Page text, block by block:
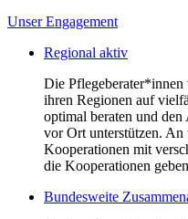
Unser Engagement
Regional aktiv
Die Pflegeberater*innen
ihren Regionen auf
optimal beraten und den
vor Ort unterstützen. An
Kooperationen mit
die Kooperationen
Bundesweite